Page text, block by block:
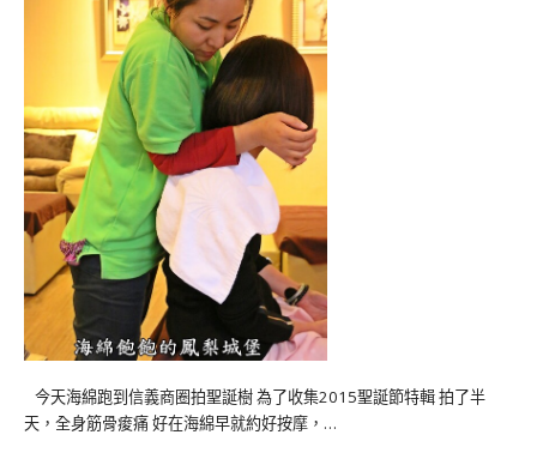
今天海綿跑到信義商圈拍聖誕樹 為了收集2015聖誕節特輯 拍了半
天，全身筋骨痠痛 好在海綿早就約好按摩，…